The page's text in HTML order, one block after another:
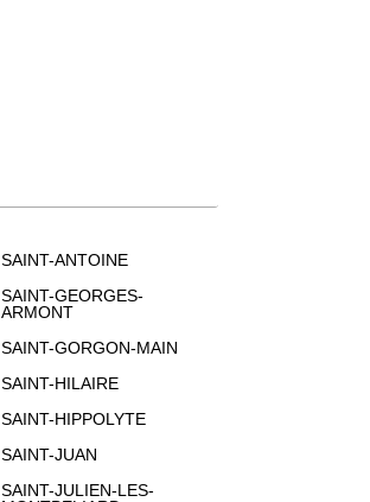
SAINT-ANTOINE
SAINT-GEORGES-
ARMONT
SAINT-GORGON-MAIN
SAINT-HILAIRE
SAINT-HIPPOLYTE
SAINT-JUAN
SAINT-JULIEN-LES-